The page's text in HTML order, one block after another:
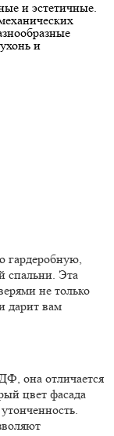
и эстетичные.
и
гардеробную,
спальни. Эта
не только
дарит вам
она отличается
цвет фасада